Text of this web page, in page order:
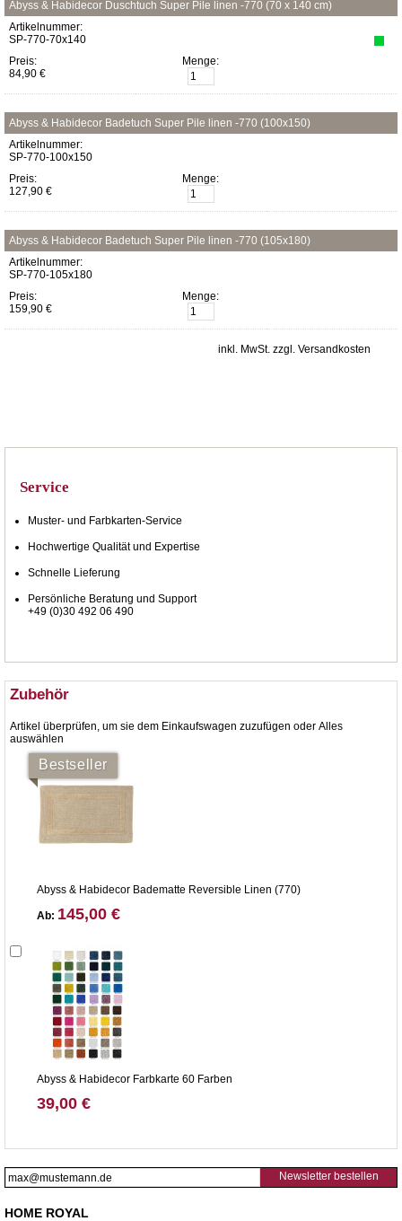
Abyss & Habidecor Duschtuch Super Pile linen -770 (70 x 140 cm)
Artikelnummer:
SP-770-70x140
Preis:
84,90 €
Menge:
Abyss & Habidecor Badetuch Super Pile linen -770 (100x150)
Artikelnummer:
SP-770-100x150
Preis:
127,90 €
Menge:
Abyss & Habidecor Badetuch Super Pile linen -770 (105x180)
Artikelnummer:
SP-770-105x180
Preis:
159,90 €
Menge:
inkl. MwSt. zzgl. Versandkosten
Service
Muster- und Farbkarten-Service
Hochwertige Qualität und Expertise
Schnelle Lieferung
Persönliche Beratung und Support
+49 (0)30 492 06 490
Zubehör
Artikel überprüfen, um sie dem Einkaufswagen zuzufügen oder Alles
auswählen
Bestseller
Abyss & Habidecor Badematte Reversible Linen (770)
Ab: 145,00 €
Abyss & Habidecor Farbkarte 60 Farben
39,00 €
Newsletter bestellen
HOME ROYAL